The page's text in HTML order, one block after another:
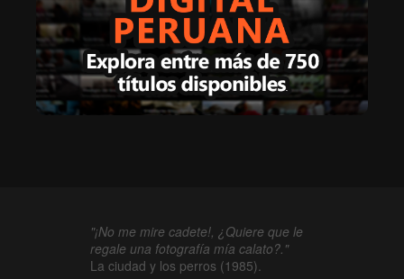
"¡No me mire cadete!, ¿Quiere que le
regale una fotografía mía calato?."
La ciudad y los perros (1985).